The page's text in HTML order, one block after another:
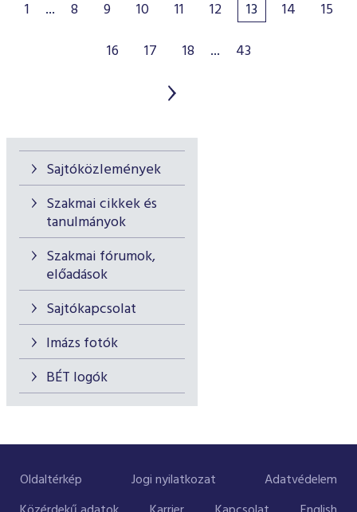
Sajtóközlemények
Szakmai cikkek és
tanulmányok
Szakmai fórumok,
előadások
Sajtókapcsolat
Imázs fotók
BÉT logók
1 ... 8 9 10 11 12 13 14
15
16
17 18 ... 43
Oldaltérkép Jogi nyilatkozat
Adatvédelem